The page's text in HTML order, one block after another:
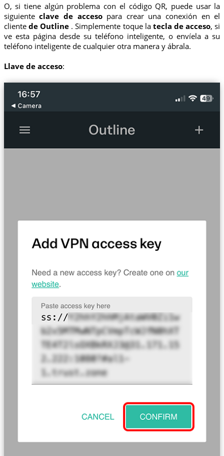
O, si tiene algún problema con el código QR, puede usar la
siguienteclave de accesopara crear una conexión en el
cliente de Outline. Simplemente toque la tecla de acceso, si
ve esta página desde su teléfono inteligente, o envíela a su
teléfono inteligente de cualquier otra manera y ábrala.
Llave de acceso: